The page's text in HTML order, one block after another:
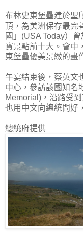
布林史東堡壘建於聖
頂，為美洲保存最
國」(USA Today）
寶景點前十大。會中
東堡壘優美景緻的畫
午宴結束後，蔡英文
中心，參訪該國知名
Memorial)，沿路受
也用中文向總統問好
總統府提供